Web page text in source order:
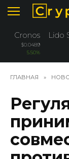
Перейти
содержанию
Cronos
$0.0489
5.50%
Lido
ГЛАВНАЯ »